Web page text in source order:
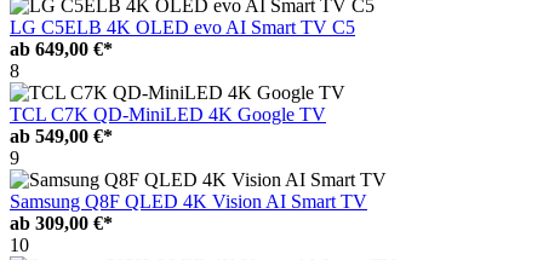
LG C5ELB 4K OLED evo AI Smart TV C5
ab 649,00 €*
8
TCL C7K QD-MiniLED 4K Google TV
ab 549,00 €*
9
Samsung Q8F QLED 4K Vision AI Smart TV
ab 309,00 €*
10